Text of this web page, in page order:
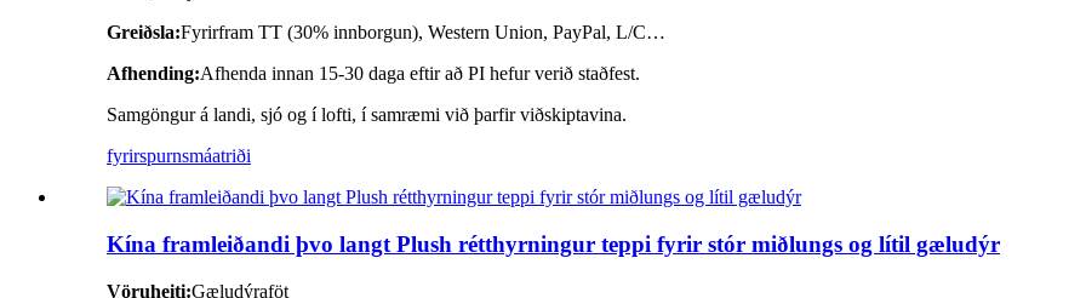
Greiðsla:Fyrirfram TT (30% innborgun), Western Union, PayPal, L/C…
Afhending:Afhenda innan 15-30 daga eftir að PI hefur verið staðfest.
Samgöngur á landi, sjó og í lofti, í samræmi við þarfir viðskiptavina.
fyrirspurnsmáatriði
Kína framleiðandi þvo langt Plush rétthyrningur teppi fyrir stór miðlungs og lítil gæludýr
Vöruheiti:Gæludýraföt